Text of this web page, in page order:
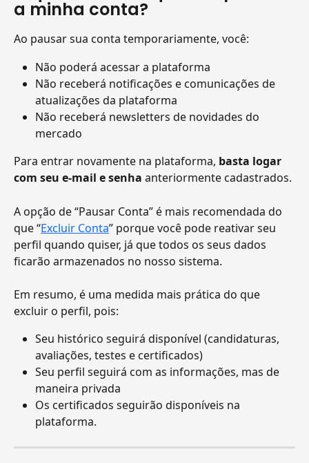
a minha conta?
Ao pausar sua conta temporariamente, você:
Não poderá acessar a plataforma
Não receberá notificações e comunicações de
atualizações da plataforma
Não receberá newsletters de novidades do
mercado
Para entrar novamente na plataforma, basta logar
com seu e-mail e senha anteriormente cadastrados.
A opção de “Pausar Conta” é mais recomendada do
que “Excluir Conta” porque você pode reativar seu
perfil quando quiser, já que todos os seus dados
ficarão armazenados no nosso sistema.
Em resumo, é uma medida mais prática do que
excluir o perfil, pois:
Seu histórico seguirá disponível (candidaturas,
avaliações, testes e certificados)
Seu perfil seguirá com as informações, mas de
maneira privada
Os certificados seguirão disponíveis na
plataforma.